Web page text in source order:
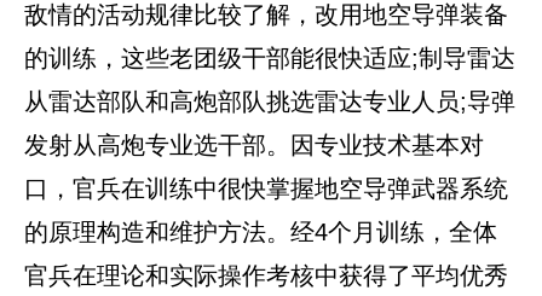
敌情的活动规律比较了解，改用地空导弹装备
的训练，这些老团级干部能很快适应;制导雷达
从雷达部队和高炮部队挑选雷达专业人员;导弹
发射从高炮专业选干部。因专业技术基本对
口，官兵在训练中很快掌握地空导弹武器系统
的原理构造和维护方法。经4个月训练，全体
官兵在理论和实际操作考核中获得了平均优秀